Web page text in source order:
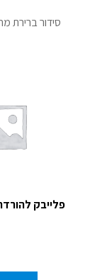
פלייבק